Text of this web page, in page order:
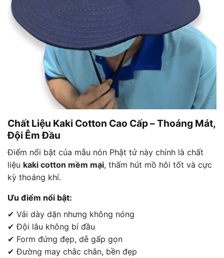
Chất Liệu Kaki Cotton Cao Cấp – Thoáng Mát,
Đội Êm Đầu
Điểm nổi bật của mẫu nón Phật tử này chính là chất
liệu kaki cotton mềm mại, thấm hút mồ hôi tốt và cực
kỳ thoáng khí.
Ưu điểm nổi bật:
✔ Vải dày dặn nhưng không nóng
✔ Đội lâu không bí đầu
✔ Form đứng đẹp, dễ gấp gọn
✔ Đường may chắc chắn, bền đẹp